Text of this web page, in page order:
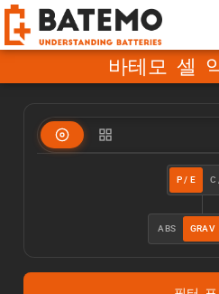
바테모 셀
P / E C
ABS GRAV